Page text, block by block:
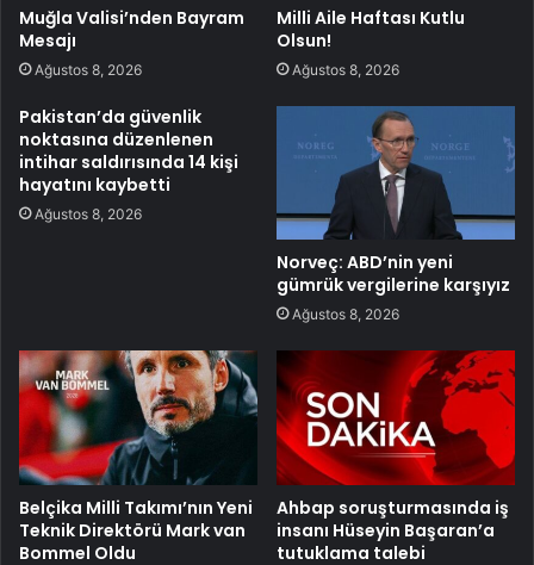
Muğla Valisi’nden Bayram
Mesajı
Ağustos 8, 2026
Milli Aile Haftası Kutlu
Olsun!
Ağustos 8, 2026
Pakistan’da güvenlik
noktasına düzenlenen
intihar saldırısında 14 kişi
hayatını kaybetti
Ağustos 8, 2026
Norveç: ABD’nin yeni
gümrük vergilerine karşıyız
Ağustos 8, 2026
Belçika Milli Takımı’nın Yeni
Teknik Direktörü Mark van
Bommel Oldu
Ahbap soruşturmasında iş
insanı Hüseyin Başaran’a
tutuklama talebi